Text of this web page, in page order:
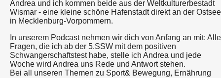
Andrea und ich kommen beide aus der Weltkulturerbestadt
Wismar - eine kleine schöne Hafenstadt direkt an der Ostsee
in Mecklenburg-Vorpommern.
In unserem Podcast nehmen wir dich von Anfang an mit: Alle
Fragen, die ich ab der 5.SSW mit dem positiven
Schwangerschaftstest habe, stelle ich Andrea und jede
Woche wird Andrea uns Rede und Antwort stehen.
Bei all unseren Themen zu Sport& Bewegung, Ernährung